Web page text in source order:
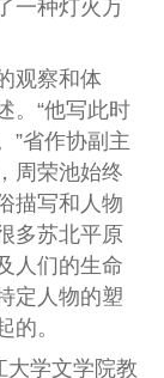
一种灯火万
观察和体
。“他写此时
”省作协副主
周荣池始终
描写和人物
多苏北平原
人们的生命
定人物的塑
的。
学文学院教